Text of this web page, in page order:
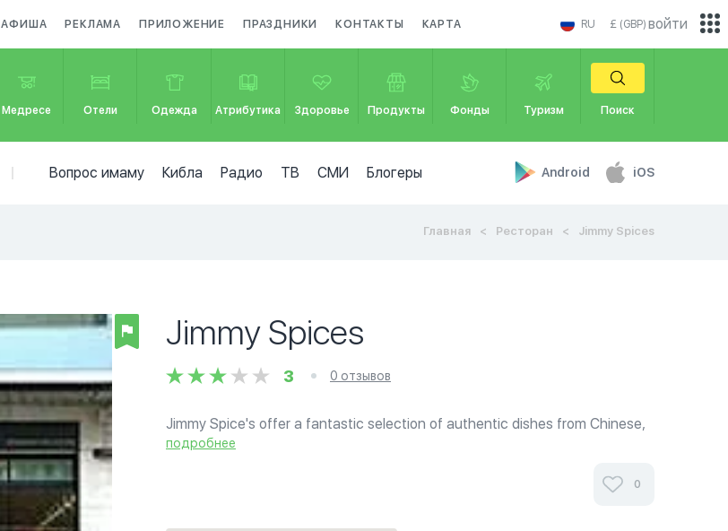
АФИША РЕКЛАМА ПРИЛОЖЕНИЕ ПРАЗДНИКИ КОНТАКТЫ КАРТА RU £ (GBP)
Медресе Отели Одежда Атрибутика Здоровье Продукты Фонды Туризм Поиск
Вопрос имаму Кибла Радио ТВ СМИ Блогеры Android iOS
войти
Главная Ресторан Jimmy Spices
Jimmy Spices
3 0 отзывов
Jimmy Spice's offer a fantastic selection of authentic dishes from Chinese,
Indian, Thai & Italian cuisines. Dishes vary from branch to branch and season
подробнее
0